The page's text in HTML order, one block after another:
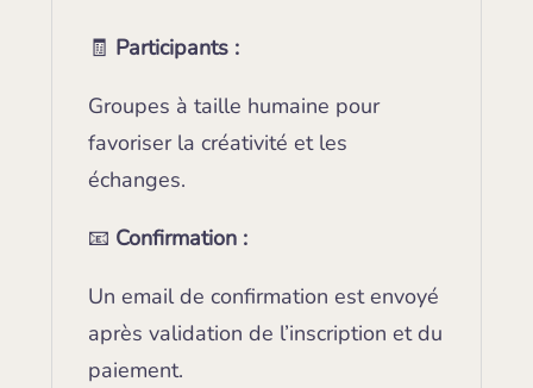
🧾 Participants :
Groupes à taille humaine pour
favoriser la créativité et les
échanges.
📧 Confirmation :
Un email de confirmation est envoyé
après validation de l’inscription et du
paiement.